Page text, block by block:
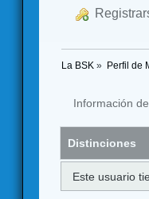
La BSK » Perfil de
Información
Distinciones
Este usuario